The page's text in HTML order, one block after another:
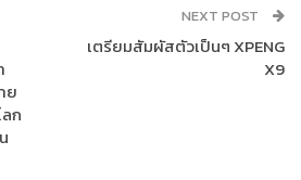
านะประธานชมรมกีฬาเปตองการเคหะ
ส่งมอบสนามกีฬาเปตอง พร้อมอุปกรณ์
การเรียนการสอนทุนการศึกษา และอื่น ๆ
า ตำบลบ้านสวน อำเภอเมือง จังหวัด
ย
ก
NEXT POST
เตรียมสัมผัสตัวเป็นๆ XPENG
X9